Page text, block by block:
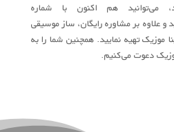
می‌توانید هم اکنون با شماره
بگیرید و علاوه بر مشاوره رایگان، ساز موسیقی
موزیک تهیه نمایید. همچنین شما را به
دعوت می‌کنیم.